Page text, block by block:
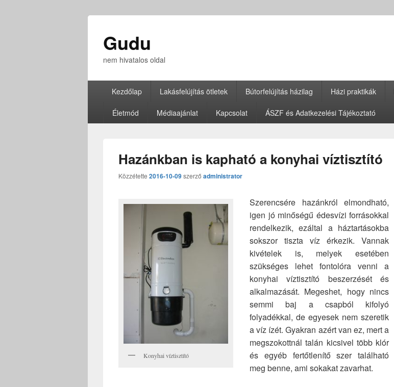
Gudu
nem hivatalos oldal
Kezdőlap Lakásfelújítás ötletek Bútorfelújítás házilag Házi praktikák
Életmód Médiaajánlat Kapcsolat ÁSZF és Adatkezelési Tájékoztató
Hazánkban is kapható a konyhai víztisztító
Közzétette 2016-10-09szerző administrator
Konyhai víztisztító
Szerencsére hazánkról elmondható,
igen jó minőségű édesvízi forrásokkal
rendelkezik, ezáltal a háztartásokba
sokszor tiszta víz érkezik. Vannak
kivételek is, melyek esetében
szükséges lehet fontolóra venni a
konyhai víztisztító beszerzését és
alkalmazását. Megeshet, hogy nincs
semmi baj a csapból kifolyó
folyadékkal, de egyesek nem szeretik
a víz ízét. Gyakran azért van ez, mert a
megszokottnál talán kicsivel több klór
és egyéb fertőtlenítő szer található
meg benne, ami sokakat zavarhat.